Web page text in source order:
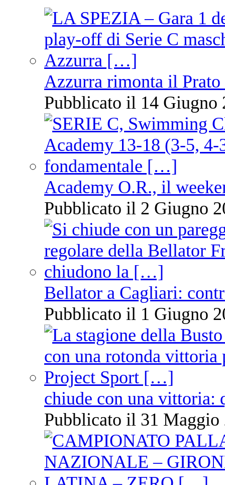
Azzurra rimonta il Prato
Pubblicato il 14 Giugno
Academy O.R., il
Pubblicato il 2 Giugno
Bellator a Cagliari:
Pubblicato il 1 Giugno
chiude con una vittoria:
Pubblicato il 31 Maggio